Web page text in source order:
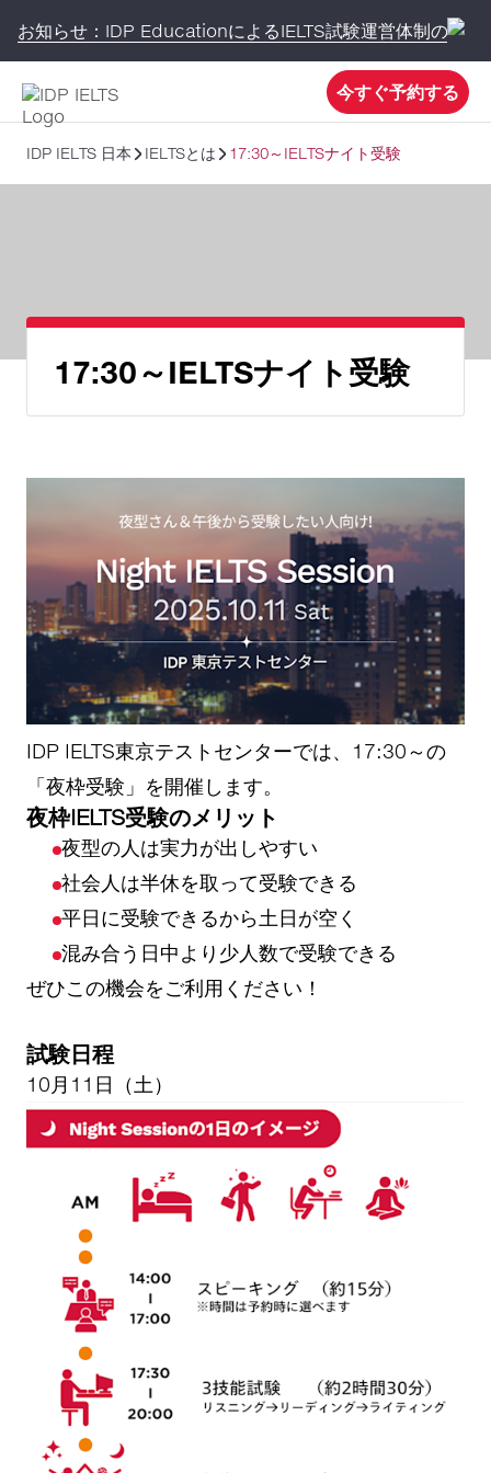
お知らせ：IDP EducationによるIELTS試験運営体制の変更
今すぐ予約する
IDP IELTS 日本 IELTSとは 17:30～IELTSナイト受験
17:30～IELTSナイト受験
IDP IELTS東京テストセンターでは、17:30～の
「夜枠受験」を開催します。
夜枠IELTS受験のメリット
夜型の人は実力が出しやすい
社会人は半休を取って受験できる
平日に受験できるから土日が空く
混み合う日中より少人数で受験できる
ぜひこの機会をご利用ください！
試験日程
10月11日（土）